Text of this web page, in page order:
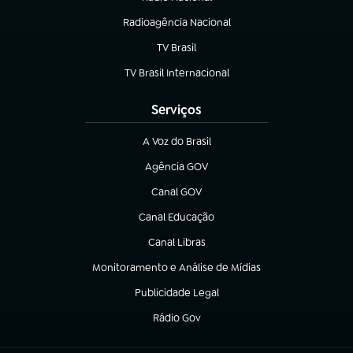
Radioagência Nacional
(abre em nova aba)
TV Brasil
(abre em nova aba)
TV Brasil Internacional
(abre em nova aba)
Serviços
A Voz do Brasil
(abre em nova aba)
Agência GOV
(abre em nova aba)
Canal GOV
(abre em nova aba)
Canal Educação
(abre em nova aba)
Canal Libras
(abre em nova aba)
Monitoramento e Análise de Mídias
(abre em nova aba)
Publicidade Legal
(abre em nova aba)
Rádio Gov
(abre em nova aba)